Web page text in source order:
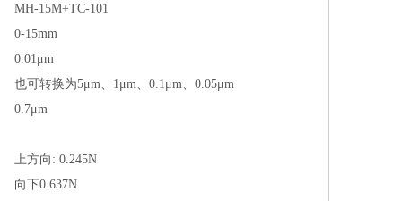
MH-15M+TC-101
0-15mm
0.01μm
也可转换为5μm、1μm、0.1μm、0.05μm
0.7μm
上方向: 0.245N
向下0.637N